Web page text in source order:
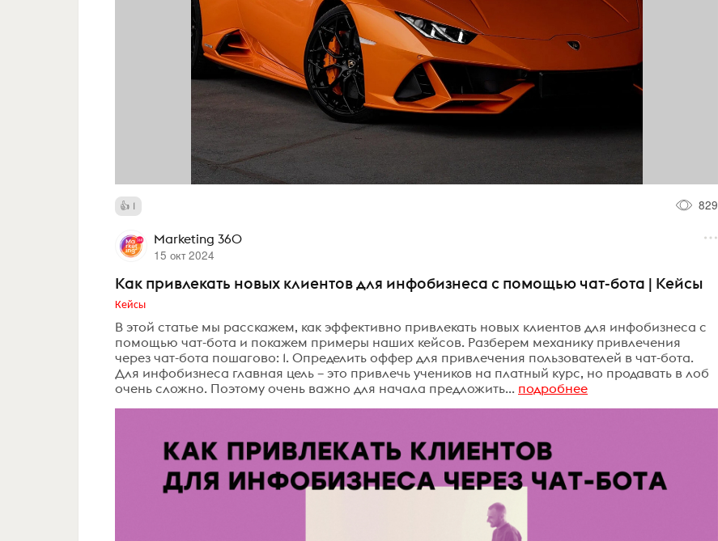
1 829
Marketing 360
15 окт 2024
Как привлекать новых клиентов для инфобизнеса с помощью чат-бота | Кейсы
Кейсы
В этой статье мы расскажем, как эффективно привлекать новых клиентов для инфобизнеса с
помощью чат-бота и покажем примеры наших кейсов. Разберем механику привлечения
через чат-бота пошагово: 1. Определить оффер для привлечения пользователей в чат-бота.
Для инфобизнеса главная цель – это привлечь учеников на платный курс, но продавать в лоб
очень сложно. Поэтому очень важно для начала предложить... подробнее